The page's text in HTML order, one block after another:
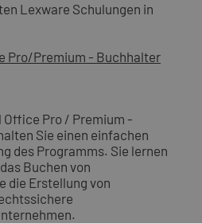
Lexware Schulungen in
Pro/Premium - Buchhalter
Pro / Premium -
Sie einen einfachen
des Programms. Sie lernen
Buchen von
die Erstellung von